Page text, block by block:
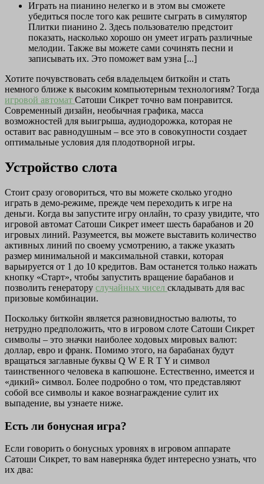
Играть на пианино нелегко и в этом вы сможете
убедиться после того как решите сыграть в симулятор
Плитки пианино 2. Здесь пользователю предстоит
показать, насколько хорошо он умеет играть различные
мелодии. Также вы можете сами сочинять песни и
записывать их. Это поможет вам узна [...]
Хотите почувствовать себя владельцем биткойн и стать
немного ближе к высоким компьютерным технологиям? Тогда
игровой автомат Сатоши Сикрет точно вам понравится.
Современный дизайн, необычная графика, масса
возможностей для выигрыша, аудиодорожка, которая не
оставит вас равнодушным – все это в совокупности создает
оптимальные условия для плодотворной игры.
Устройство слота
Стоит сразу оговориться, что вы можете сколько угодно
играть в демо-режиме, прежде чем переходить к игре на
деньги. Когда вы запустите игру онлайн, то сразу увидите, что
игровой автомат Сатоши Сикрет имеет шесть барабанов и 20
игровых линий. Разумеется, вы можете выставить количество
активных линий по своему усмотрению, а также указать
размер минимальной и максимальной ставки, которая
варьируется от 1 до 10 кредитов. Вам останется только нажать
кнопку «Старт», чтобы запустить вращение барабанов и
позволить генератору случайных чисел складывать для вас
призовые комбинации.
Поскольку биткойн является разновидностью валюты, то
нетрудно предположить, что в игровом слоте Сатоши Сикрет
символы – это значки наиболее ходовых мировых валют:
доллар, евро и франк. Помимо этого, на барабанах будут
вращаться заглавные буквы Q W E R T Y и символ
таинственного человека в капюшоне. Естественно, имеется и
«дикий» символ. Более подробно о том, что представляют
собой все символы и какое вознаграждение сулит их
выпадение, вы узнаете ниже.
Есть ли бонусная игра?
Если говорить о бонусных уровнях в игровом аппарате
Сатоши Сикрет, то вам наверняка будет интересно узнать, что
их два: